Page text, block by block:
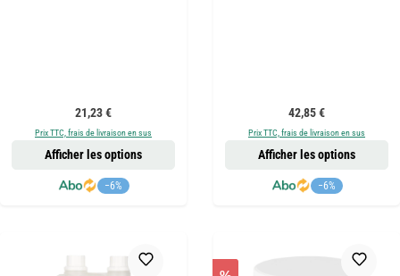
Prix régulier :
21,23 €
Prix TTC, frais de livraison en sus
−6%
Afficher les options
Prix régulier :
42,85 €
Prix TTC, frais de livraison en sus
−6%
Afficher les options